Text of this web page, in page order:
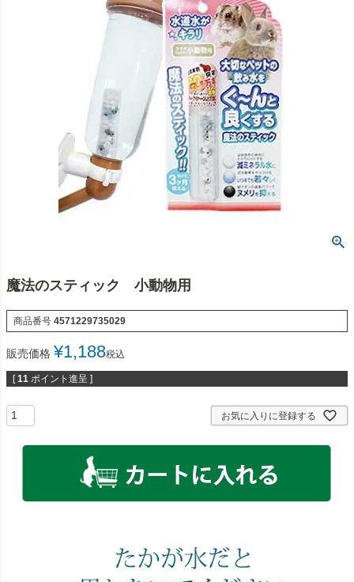
魔法のスティック 小動物用
商品番号 4571229735029
販売価格 ¥1,188税込
[ 11 ポイント進呈 ]
お気に入りに登録する